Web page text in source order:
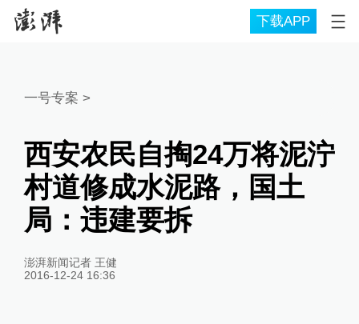
下载APP
一号专案 >
西安农民自掏24万将泥泞
村道修成水泥路，国土
局：违建要拆
澎湃新闻记者 王健
2016-12-24 16:36